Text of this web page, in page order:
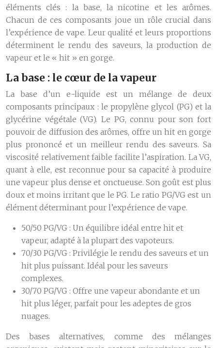
éléments clés : la base, la nicotine et les arômes.
Chacun de ces composants joue un rôle crucial dans
l’expérience de vape. Leur qualité et leurs proportions
déterminent le rendu des saveurs, la production de
vapeur et le « hit » en gorge.
La base : le cœur de la vapeur
La base d’un e-liquide est un mélange de deux
composants principaux : le propylène glycol (PG) et la
glycérine végétale (VG). Le PG, connu pour son fort
pouvoir de diffusion des arômes, offre un hit en gorge
plus prononcé et un meilleur rendu des saveurs. Sa
viscosité relativement faible facilite l’aspiration. La VG,
quant à elle, est reconnue pour sa capacité à produire
une vapeur plus dense et onctueuse. Son goût est plus
doux et moins irritant que le PG. Le ratio PG/VG est un
élément déterminant pour l’expérience de vape.
50/50 PG/VG : Un équilibre idéal entre hit et
vapeur, adapté à la plupart des vapoteurs.
70/30 PG/VG : Privilégie le rendu des saveurs et un
hit plus puissant. Idéal pour les saveurs
complexes.
30/70 PG/VG : Offre une vapeur abondante et un
hit plus léger, parfait pour les adeptes de gros
nuages.
Des bases alternatives, comme des mélanges